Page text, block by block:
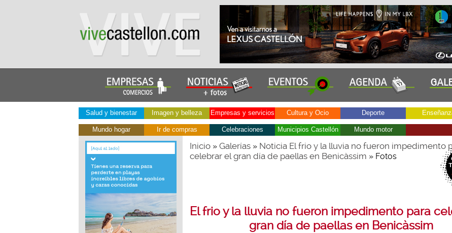
Salud y bienestar Imagen y belleza Empresas y servicios Cultura y Ocio Deporte
Mundo hogar Ir de compras Celebraciones Municipios Castellón Mundo motor
Inicio» Galerías» Noticia El frio y la lluvia no fueron impedimento
celebrar el gran día de paellas en Benicàssim » Fotos
El frio y la lluvia no fueron impedimento para
gran día de paellas en Benicàssim